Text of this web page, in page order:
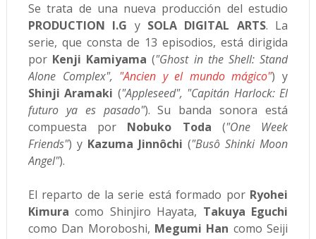
Se trata de una nueva producción del estudio
PRODUCTION I.G y SOLA DIGITAL ARTS. La
serie, que consta de 13 episodios, está dirigida
por Kenji Kamiyama ("Ghost in the Shell: Stand
Alone Complex", "Ancien y el mundo mágico") y
Shinji Aramaki ("Appleseed", "Capitán Harlock: El
futuro ya es pasado"). Su banda sonora está
compuesta por Nobuko Toda ("One Week
Friends") y Kazuma Jinnôchi("Busô Shinki Moon
Angel").
El reparto de la serie está formado por Ryohei
Kimura como Shinjiro Hayata, Takuya Eguchi
como Dan Moroboshi, Megumi Han como Seiji